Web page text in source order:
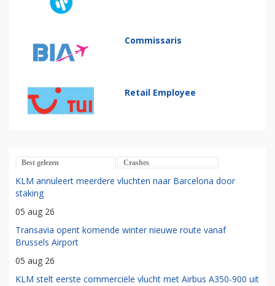
Commissaris
Retail Employee
Best gelezen Crashes
KLM annuleert meerdere vluchten naar Barcelona door
staking
05 aug 26
Transavia opent komende winter nieuwe route vanaf
Brussels Airport
05 aug 26
KLM stelt eerste commerciële vlucht met Airbus A350-900 uit